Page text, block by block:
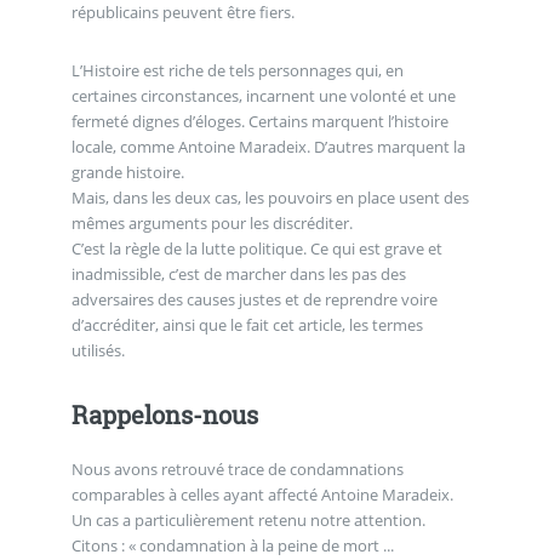
républicains peuvent être fiers.
L’Histoire est riche de tels personnages qui, en
certaines circonstances, incarnent une volonté et une
fermeté dignes d’éloges. Certains marquent l’histoire
locale, comme Antoine Maradeix. D’autres marquent la
grande histoire.
Mais, dans les deux cas, les pouvoirs en place usent des
mêmes arguments pour les discréditer.
C’est la règle de la lutte politique. Ce qui est grave et
inadmissible, c’est de marcher dans les pas des
adversaires des causes justes et de reprendre voire
d’accréditer, ainsi que le fait cet article, les termes
utilisés.
Rappelons-nous
Nous avons retrouvé trace de condamnations
comparables à celles ayant affecté Antoine Maradeix.
Un cas a particulièrement retenu notre attention.
Citons : « condamnation à la peine de mort ...